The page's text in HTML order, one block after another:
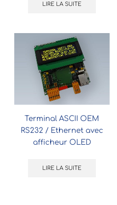
LIRE LA SUITE
Terminal ASCII OEM
RS232 / Ethernet avec
afficheur OLED
LIRE LA SUITE